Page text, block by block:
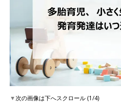
▼次の画像は下へスクロール (1/4)